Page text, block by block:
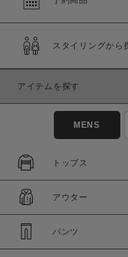
スタイリングから
アイテムを探す
MENS
トップス
アウター
パンツ